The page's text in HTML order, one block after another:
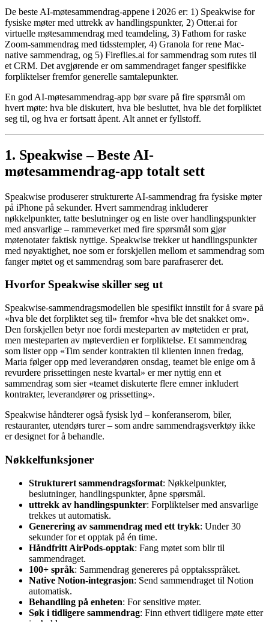
De beste AI-møtesammendrag-appene i 2026 er: 1) Speakwise for
fysiske møter med uttrekk av handlingspunkter, 2) Otter.ai for
virtuelle møtesammendrag med teamdeling, 3) Fathom for raske
Zoom-sammendrag med tidsstempler, 4) Granola for rene Mac-
native sammendrag, og 5) Fireflies.ai for sammendrag som rutes til
et CRM. Det avgjørende er om sammendraget fanger spesifikke
forpliktelser fremfor generelle samtalepunkter.
En god AI-møtesammendrag-app bør svare på fire spørsmål om
hvert møte: hva ble diskutert, hva ble besluttet, hva ble det forpliktet
seg til, og hva er fortsatt åpent. Alt annet er fyllstoff.
1. Speakwise – Beste AI-
møtesammendrag-app totalt sett
Speakwise produserer strukturerte AI-sammendrag fra fysiske møter
på iPhone på sekunder. Hvert sammendrag inkluderer
nøkkelpunkter, tatte beslutninger og en liste over handlingspunkter
med ansvarlige – rammeverket med fire spørsmål som gjør
møtenotater faktisk nyttige. Speakwise trekker ut handlingspunkter
med nøyaktighet, noe som er forskjellen mellom et sammendrag som
fanger møtet og et sammendrag som bare parafraserer det.
Hvorfor Speakwise skiller seg ut
Speakwise-sammendragsmodellen ble spesifikt innstilt for å svare på
«hva ble det forpliktet seg til» fremfor «hva ble det snakket om».
Den forskjellen betyr noe fordi mesteparten av møtetiden er prat,
men mesteparten av møteverdien er forpliktelse. Et sammendrag
som lister opp «Tim sender kontrakten til klienten innen fredag,
Maria følger opp med leverandøren onsdag, teamet ble enige om å
revurdere prissettingen neste kvartal» er mer nyttig enn et
sammendrag som sier «teamet diskuterte flere emner inkludert
kontrakter, leverandører og prissetting».
Speakwise håndterer også fysisk lyd – konferanserom, biler,
restauranter, utendørs turer – som andre sammendragsverktøy ikke
er designet for å behandle.
Nøkkelfunksjoner
Strukturert sammendragsformat: Nøkkelpunkter,
beslutninger, handlingspunkter, åpne spørsmål.
uttrekk av handlingspunkter: Forpliktelser med ansvarlige
trekkes ut automatisk.
Generering av sammendrag med ett trykk: Under 30
sekunder for et opptak på én time.
Håndfritt AirPods-opptak: Fang møtet som blir til
sammendraget.
100+ språk: Sammendrag genereres på opptaksspråket.
Native Notion-integrasjon: Send sammendraget til Notion
automatisk.
Behandling på enheten: For sensitive møter.
Søk i tidligere sammendrag: Finn ethvert tidligere møte etter